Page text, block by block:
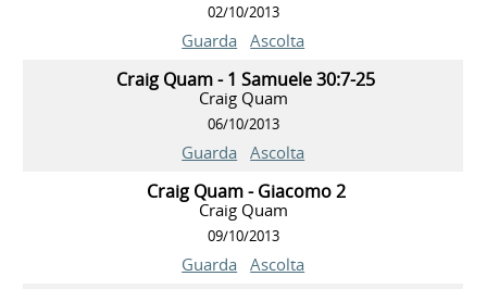
02/10/2013
Guarda Ascolta
Craig Quam - 1 Samuele 30:7-25
Craig Quam
06/10/2013
Guarda Ascolta
Craig Quam - Giacomo 2
Craig Quam
09/10/2013
Guarda Ascolta